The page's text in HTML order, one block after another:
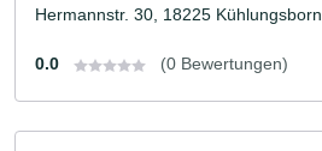
Hermannstr. 30, 18225 Kühlungsborn
0.0 (0 Bewertungen)